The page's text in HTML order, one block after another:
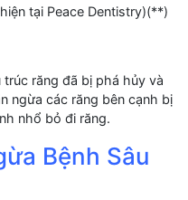
tại Peace Dentistry)(**)
răng đã bị phá hủy và
ngừa các răng bên cạnh bị
nhổ bỏ đi răng.
Bệnh Sâu